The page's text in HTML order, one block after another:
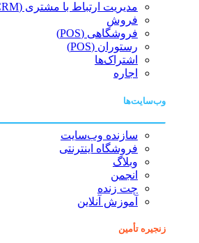
مدیریت ارتباط با مشتری (CRM)
فروش
فروشگاهی (POS)
رستوران (POS)
اشتراک‌ها
اجاره
وب‌سایت‌ها
سازنده وب‌سایت
فروشگاه اینترنتی
وبلاگ
انجمن
چت زنده
آموزش آنلاین
زنجیره تأمین